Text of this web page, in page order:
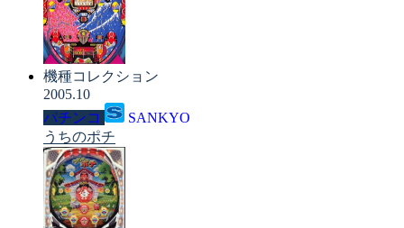
機種コレクション
2005.10
パチンコ
SANKYO
うちのポチ